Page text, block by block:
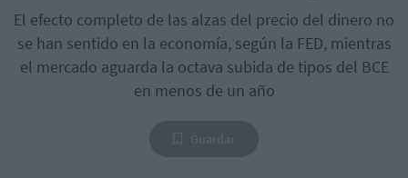
El efecto completo de las alzas del precio del dinero no
se han sentido en la economía, según la FED, mientras
el mercado aguarda la octava subida de tipos del BCE
en menos de un año